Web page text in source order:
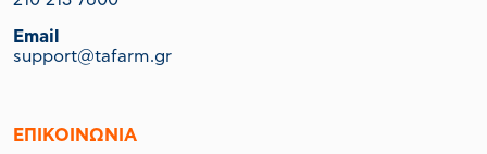
Email
support@tafarm.gr
ΕΠΙΚΟΙΝΩΝΊΑ